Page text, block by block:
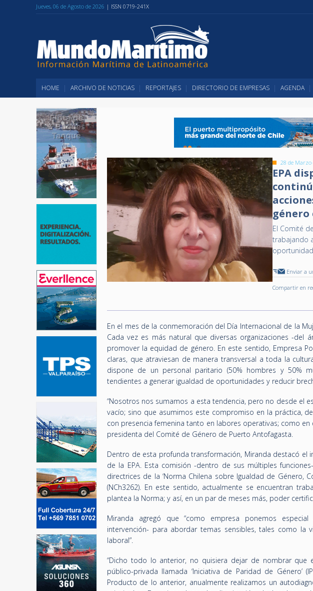
Jueves, 06 de Agosto de 2026 | ISSN 0719-241X
HOME ARCHIVO DE NOTICIAS REPORTAJES DIRECTORIO DE EMPRESAS AGENDA
28 de Marzo
EPA
género
El Comité
trabajando
Enviar a
Compartir en
En el mes de la conmemoración del Día Internacional de la
Cada vez es más natural que diversas organizaciones -
promover la equidad de género. En este sentido, Empresa
claras, que atraviesan de manera transversal a toda la
dispone de un personal paritario (50% hombres y 50%
tendientes a generar igualdad de oportunidades y reducir
“Nosotros nos sumamos a esta tendencia, pero no desde el
vacío; sino que asumimos este compromiso en la práctica,
con presencia femenina tanto en labores operativas; como en
presidenta del Comité de Género de Puerto Antofagasta.
Dentro de esta profunda transformación, Miranda destacó
de la EPA. Esta comisión -dentro de sus múltiples
directrices de la ‘Norma Chilena sobre Igualdad de Género,
(NCh3262). En este sentido, actualmente se encuentran
plantea la Norma; y así, en un par de meses más, poder
Miranda agregó que “como empresa ponemos
intervención- para abordar temas sensibles, tales como la
laboral”.
“Dicho todo lo anterior, no quisiera dejar de nombrar que
público-privada llamada ‘Iniciativa de Paridad de Género’
Producto de lo anterior, anualmente realizamos un